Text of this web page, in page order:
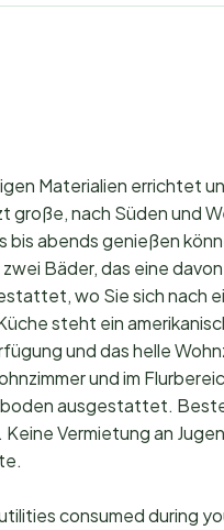
Materialien errichtet
große, nach Süden und
abends genießen
Bäder, das eine
wo Sie sich nach
steht ein
und das helle
und im
ausgestattet.
Vermietung an
consumed during